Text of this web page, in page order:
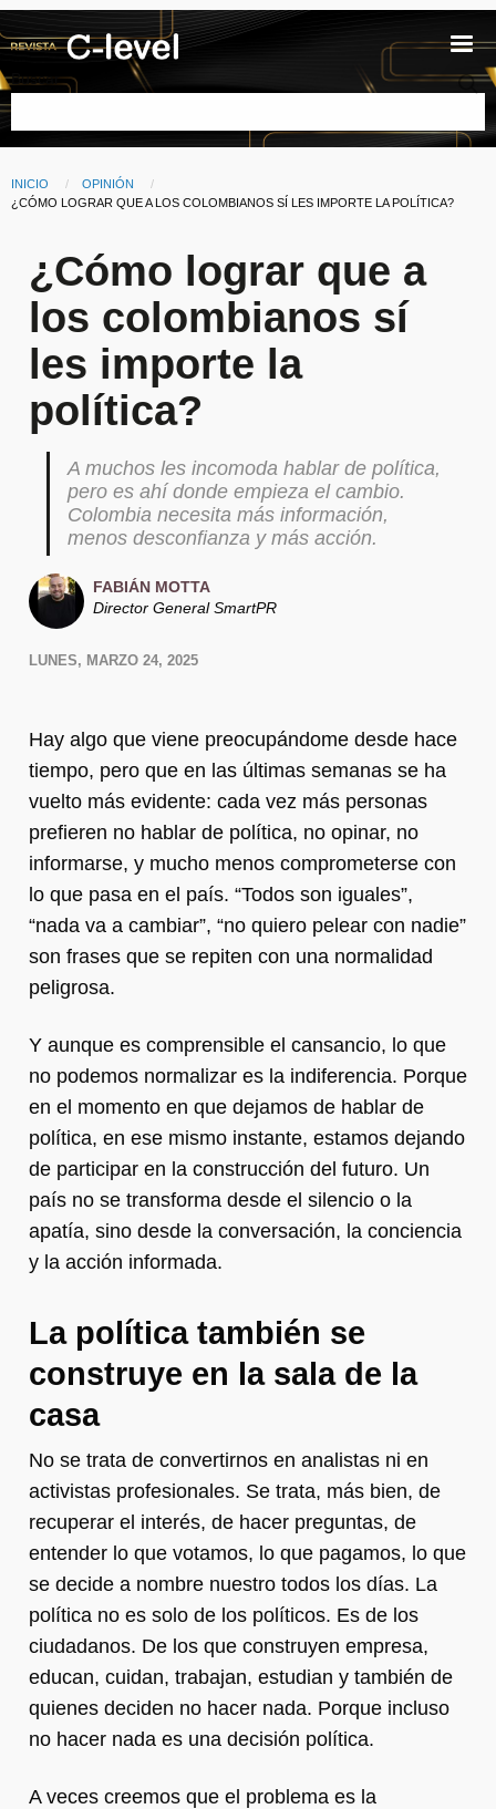
Pasar al contenido principal
Buscar
Ruta de navegación
INICIO
OPINIÓN
CURRENT:
¿CÓMO LOGRAR QUE A LOS COLOMBIANOS SÍ LES IMPORTE LA POLÍTICA?
¿Cómo lograr que a
los colombianos sí
les importe la
política?
A muchos les incomoda hablar de política,
pero es ahí donde empieza el cambio.
Colombia necesita más información,
menos desconfianza y más acción.
FABIÁN MOTTA
Director General SmartPR
LUNES, MARZO 24, 2025
Hay algo que viene preocupándome desde hace
tiempo, pero que en las últimas semanas se ha
vuelto más evidente: cada vez más personas
prefieren no hablar de política, no opinar, no
informarse, y mucho menos comprometerse con
lo que pasa en el país. “Todos son iguales”,
“nada va a cambiar”, “no quiero pelear con nadie”
son frases que se repiten con una normalidad
peligrosa.
Y aunque es comprensible el cansancio, lo que
no podemos normalizar es la indiferencia. Porque
en el momento en que dejamos de hablar de
política, en ese mismo instante, estamos dejando
de participar en la construcción del futuro. Un
país no se transforma desde el silencio o la
apatía, sino desde la conversación, la conciencia
y la acción informada.
La política también se
construye en la sala de la
casa
No se trata de convertirnos en analistas ni en
activistas profesionales. Se trata, más bien, de
recuperar el interés, de hacer preguntas, de
entender lo que votamos, lo que pagamos, lo que
se decide a nombre nuestro todos los días. La
política no es solo de los políticos. Es de los
ciudadanos. De los que construyen empresa,
educan, cuidan, trabajan, estudian y también de
quienes deciden no hacer nada. Porque incluso
no hacer nada es una decisión política.
A veces creemos que el problema es la